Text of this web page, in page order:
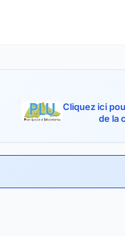
Cliquez ici
de la